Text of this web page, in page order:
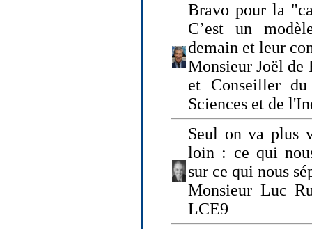
Bravo pour la
C’est un
demain et leur
Monsieur Joël de
et Conseiller
Sciences et de
Seul on va plus
loin : ce qui
sur ce qui nous
Monsieur Luc
LCE9